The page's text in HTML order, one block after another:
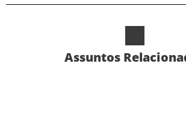
Assuntos